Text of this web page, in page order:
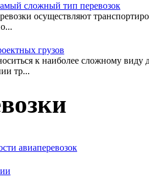
сложный тип перевозок
осуществляют
грузов
к наиболее сложному виду
тр...
авиаперевозок